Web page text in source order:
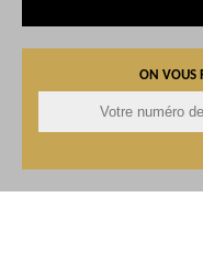
ON VOUS